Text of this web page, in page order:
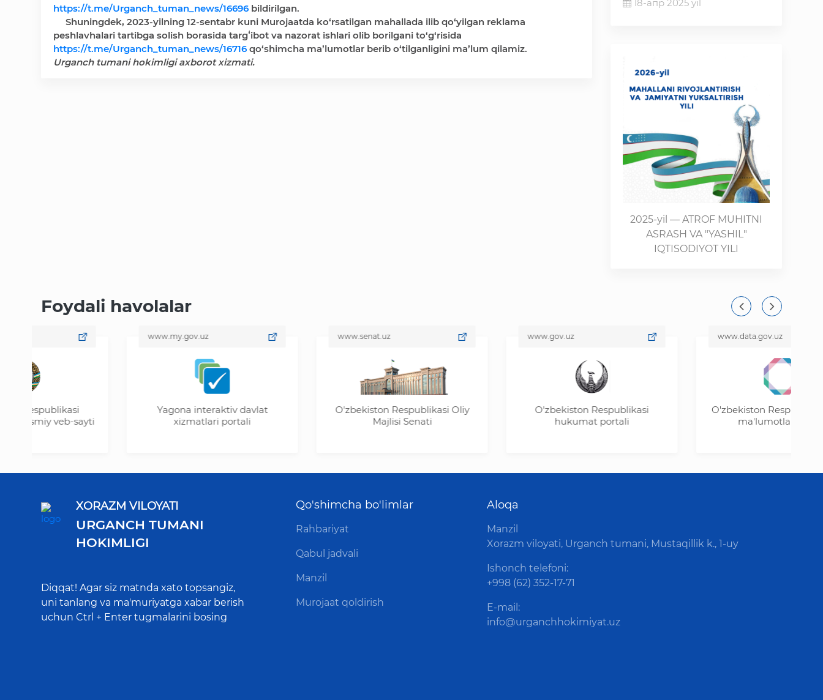
https://t.me/Urganch_tuman_news/16696 bildirilgan.
Shuningdek, 2023-yilning 12-sentabr kuni Murojaatda ko‘rsatilgan mahallada ilib qo‘yilgan reklama
peshlavhalari tartibga solish borasida targʻibot va nazorat ishlari olib borilgani to‘g‘risida
https://t.me/Urganch_tuman_news/16716 qo‘shimcha ma’lumotlar berib o‘tilganligini ma’lum qilamiz.
Urganch tumani hokimligi axborot xizmati.
18-апр 2025 yil
2025-yil — ATROF MUHITNI
ASRASH VA "YASHIL"
IQTISODIYOT YILI
Foydali havolalar
veb-sayti
www.my.gov.uz
Yagona interaktiv davlat
xizmatlari portali
www.senat.uz
Oʼzbekiston Respublikasi Oliy
Majlisi Senati
www.gov.uz
O'zbekiston Respublikasi
hukumat portali
www.data.gov.uz
O'zbekiston Respublikasi ochiq
ma'lumotlar portali
XORAZM VILOYATI
URGANCH TUMANI
HOKIMLIGI
Diqqat! Agar siz matnda xato topsangiz,
uni tanlang va ma'muriyatga xabar berish
uchun Ctrl + Enter tugmalarini bosing
Qo'shimcha bo'limlar
Rahbariyat
Qabul jadvali
Manzil
Murojaat qoldirish
Aloqa
Manzil
Xorazm viloyati, Urganch tumani, Mustaqillik k., 1-uy
Ishonch telefoni:
+998 (62) 352-17-71
E-mail:
info@urganchhokimiyat.uz